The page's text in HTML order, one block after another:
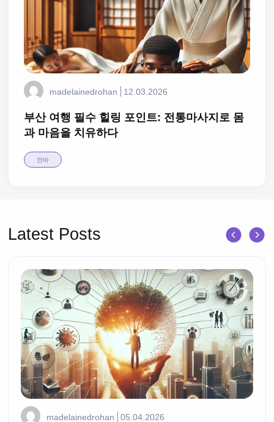
madelainedrohan 12.03.2026
부산 여행 필수 힐링 포인트: 전통마사지로 몸
과 마음을 치유하다
안마
Latest Posts
madelainedrohan 05.04.2026